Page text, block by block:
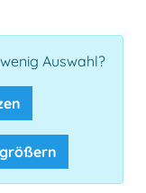
Auswahl?